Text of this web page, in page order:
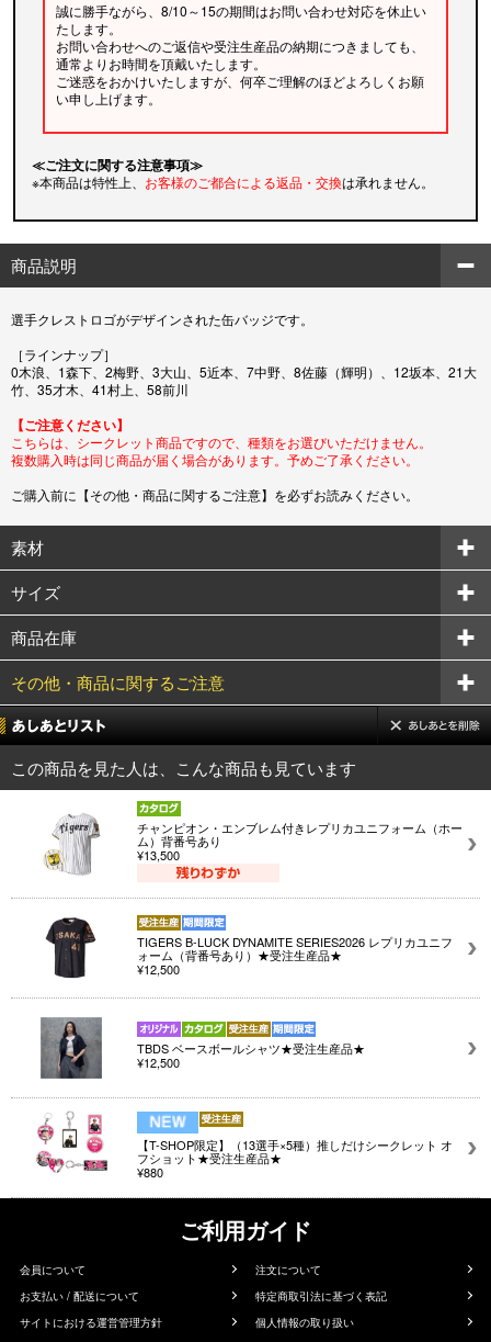
誠に勝手ながら、8/10～15の期間はお問い合わせ対応を休止い
たします。
お問い合わせへのご返信や受注生産品の納期につきましても、
通常よりお時間を頂戴いたします。
ご迷惑をおかけいたしますが、何卒ご理解のほどよろしくお願
い申し上げます。
≪ご注文に関する注意事項≫
※本商品は特性上、 お客様のご都合による返品・交換は承れません。
商品説明
選手クレストロゴがデザインされた缶バッジです。
［ラインナップ］
0木浪、1森下、2梅野、3大山、5近本、7中野、8佐藤（輝明）、12坂本、21大
竹、35才木、41村上、58前川
【ご注意ください】
こちらは、シークレット商品ですので、種類をお選びいただけません。
複数購入時は同じ商品が届く場合があります。予めご了承ください。
ご購入前に【その他・商品に関するご注意】を必ずお読みください。
素材
サイズ
商品在庫
その他・商品に関するご注意
この商品を見た人は、こんな商品も見ています
チャンピオン・エンブレム付きレプリカユニフォーム（ホー
ム）背番号あり
¥13,500
TIGERS B-LUCK DYNAMITE SERIES2026 レプリカユニフ
ォーム（背番号あり）★受注生産品★
¥12,500
TBDS ベースボールシャツ★受注生産品★
¥12,500
【T-SHOP限定】（13選手×5種）推しだけシークレット オ
フショット★受注生産品★
¥880
ご利用ガイド
会員について
注文について
お支払い / 配送について
特定商取引法に基づく表記
サイトにおける運営管理方針
個人情報の取り扱い